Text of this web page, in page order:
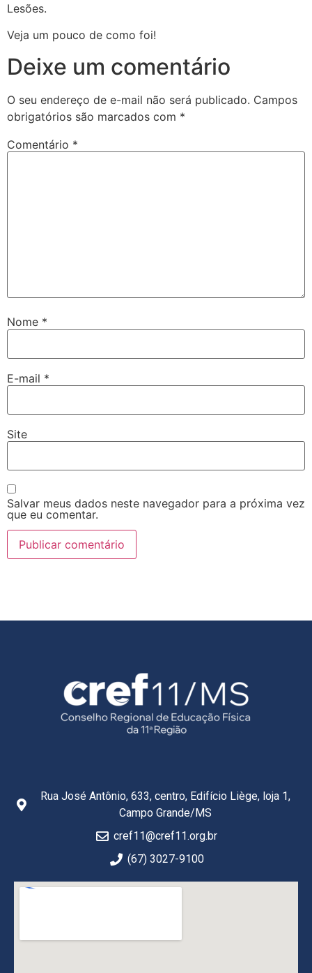
Lesões.
Veja um pouco de como foi!
Deixe um comentário
O seu endereço de e-mail não será publicado. Campos
obrigatórios são marcados com *
Comentário *
Nome *
E-mail *
Site
Salvar meus dados neste navegador para a próxima vez
que eu comentar.
Rua José Antônio, 633, centro, Edifício Liège, loja 1,
Campo Grande/MS
cref11@cref11.org.br
(67) 3027-9100